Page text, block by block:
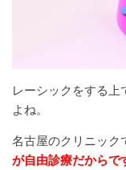
レーシックをする上
よね。
名古屋のクリニック
が自由診療だからで